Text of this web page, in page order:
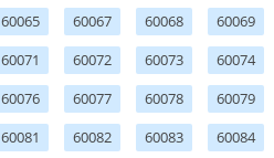
60065 60067 60068
60069
60071 60072 60073
60074
60076 60077 60078
60079
60081 60082 60083
60084